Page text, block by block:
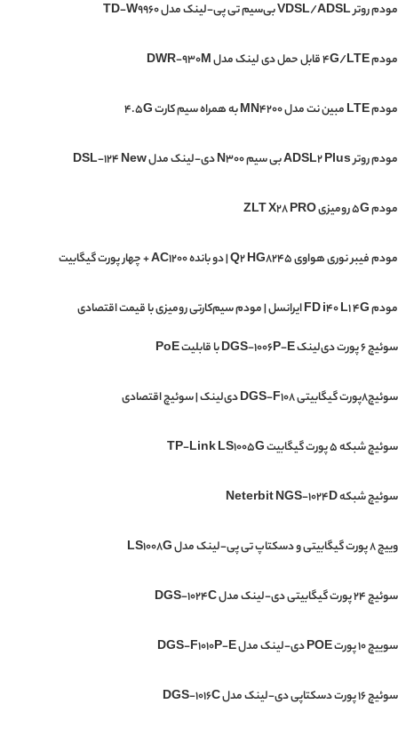
مودم روتر VDSL/ADSL بی‌سیم تی پی-لینک مدل TD-W9960
مودم 4G/LTE قابل حمل دی لینک مدل DWR-930M
مودم LTE مبین نت مدل MN4200 به همراه سیم کارت 4.5G
مودم روتر ADSL2 Plus بی سیم N300 دی-لینک مدل DSL-124 New
مودم 5G رومیزی ZLT X28 PRO
مودم فیبر نوری هواوی Q2 HG8245 | دو بانده AC1200 + چهار پورت گیگابیت
مودم FD i40 L1 4G ایرانسل | مودم سیم‌کارتی رومیزی با قیمت اقتصادی
سوئیچ ۶ پورت دی‌لینک DGS-1006P-E با قابلیت PoE
سوئیچ۸پورت گیگابیتی DGS-F108 دی‌لینک | سوئیچ اقتصادی
سوئیچ شبکه 5 پورت گیگابیت TP-Link LS1005G
سوئیچ شبکه Neterbit NGS-1024D
وییچ 8 پورت گیگابیتی و دسکتاپ تی پی-لینک مدل LS1008G
سوئیچ 24 پورت گیگابیتی دی-لینک مدل DGS-1024C
سوییچ 10 پورت POE دی-لینک مدل DGS-F1010P-E
سوئیچ 16 پورت دسکتاپی دی-لینک مدل DGS-1016C